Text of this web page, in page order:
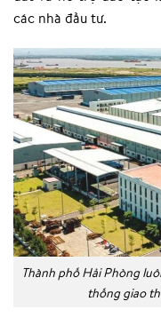
các nhà đầu tư.
Thành phố Hải Phòng
thống giao